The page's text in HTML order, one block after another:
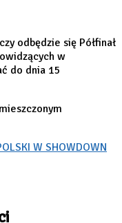
odbędzie się Półfinał
w
do dnia 15
W SHOWDOWN